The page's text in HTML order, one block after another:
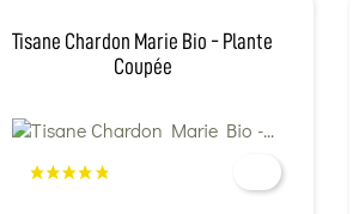
Tisane Chardon Marie Bio - Plante
Coupée